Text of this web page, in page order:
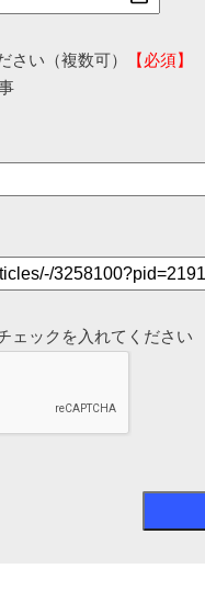
さい（複数可）
【必須】
ェックを入れてください